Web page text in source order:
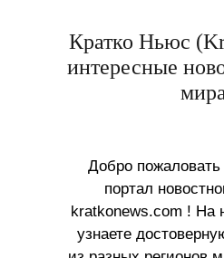
Кратко Ньюс
интересные
мира
Добро пожаловать
портал
kratkonews.com ! На
узнаете